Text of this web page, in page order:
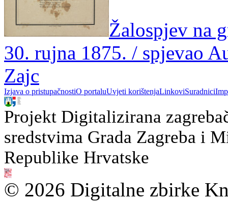
Žalospjev na
30. rujna 1875. / spjevao
Zajc
Izjava o pristupačnostiO portaluUvjeti korištenjaLinkoviSuradnici
Projekt Digitalizirana
sredstvima Grada Zagreba i
Republike Hrvatske
© 2026 Digitalne zbirke